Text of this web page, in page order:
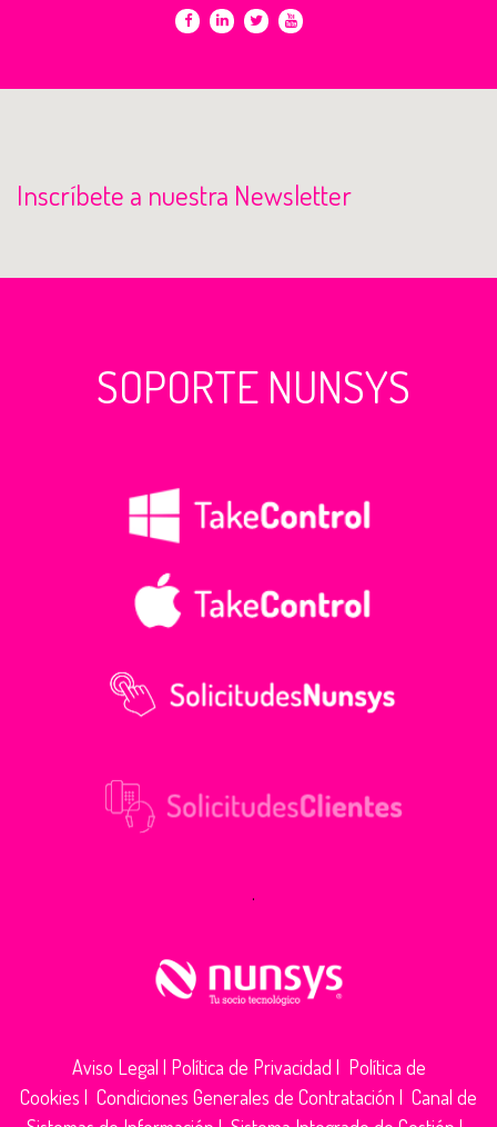
Inscríbete a nuestra Newsletter
SOPORTE NUNSYS
.
Aviso Legal | Política de Privacidad | Política de
Cookies | Condiciones Generales de Contratación | Canal de